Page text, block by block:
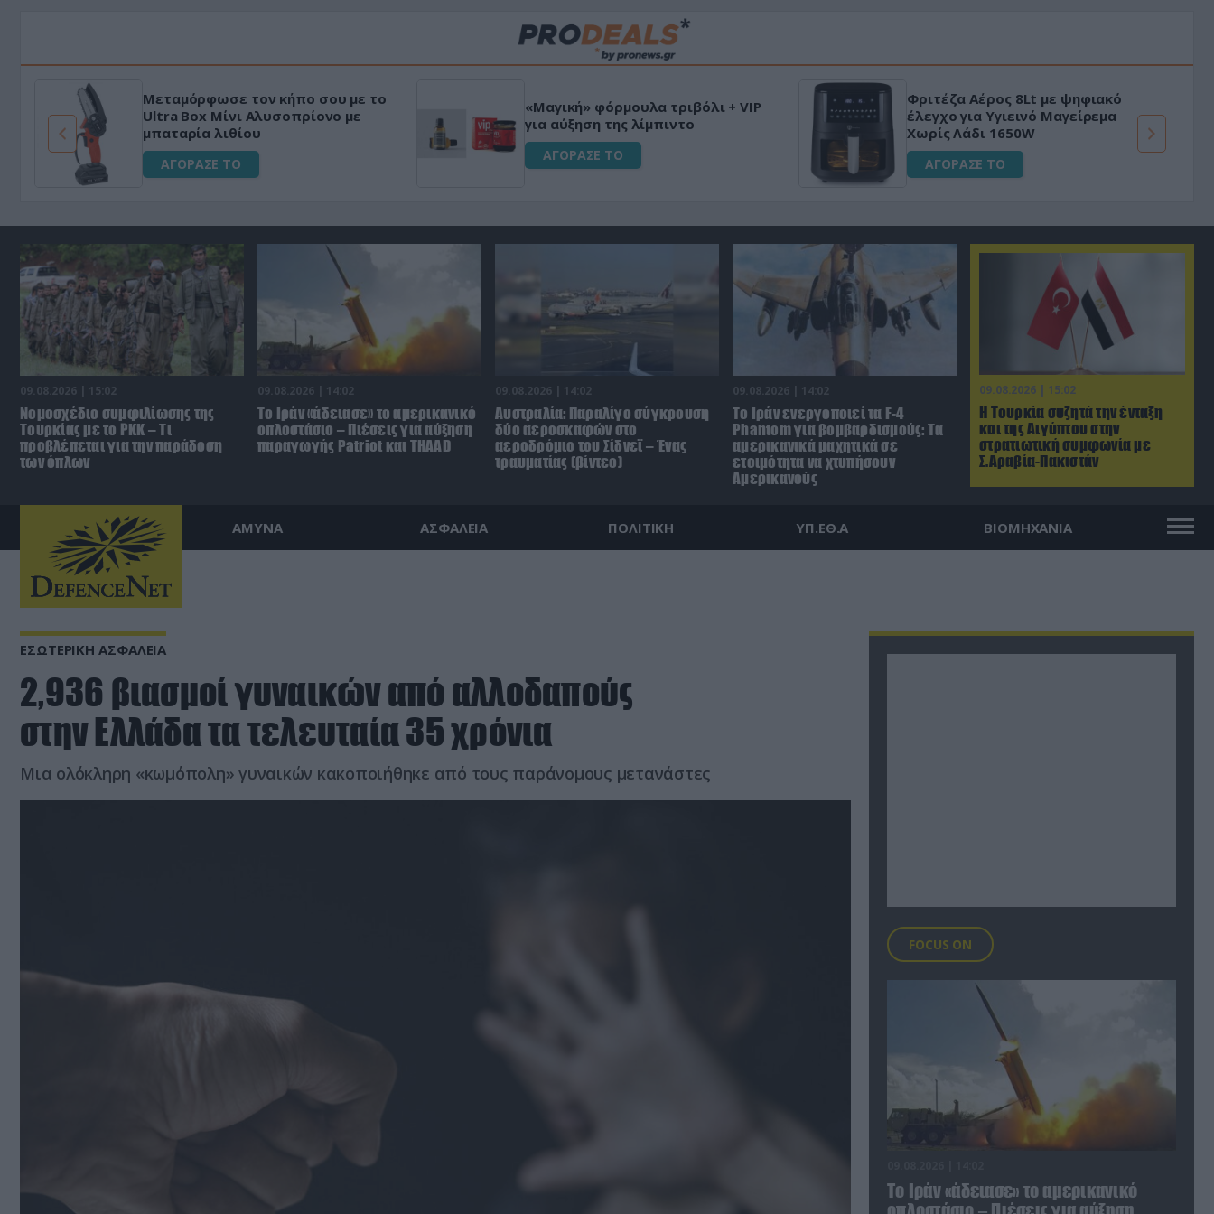
Μεταμόρφωσε τον κήπο σου με το
Ultra Box Μίνι Αλυσοπρίονο με
μπαταρία λιθίου
ΑΓΟΡΑΣΕ ΤΟ
«Μαγική» φόρμουλα τριβόλι + VIP
για αύξηση της λίμπιντο
ΑΓΟΡΑΣΕ ΤΟ
Φριτέζα Αέρος 8Lt με ψηφιακό
έλεγχο για Υγιεινό Μαγείρεμα
Χωρίς Λάδι 1650W
ΑΓΟΡΑΣΕ ΤΟ
09.08.2026 | 15:02
Η Τουρκία συζητά την ένταξη
και της Αιγύπτου στην
στρατιωτική συμφωνία με
Σ.Αραβία-Πακιστάν
09.08.2026 | 15:02
Νομοσχέδιο συμφιλίωσης της
Τουρκίας με το ΡΚΚ – Τι
προβλέπεται για την παράδοση
των όπλων
09.08.2026 | 14:02
Το Ιράν «άδειασε» το αμερικανικό
οπλοστάσιο – Πιέσεις για αύξηση
παραγωγής Patriot και THAAD
09.08.2026 | 14:02
Αυστραλία: Παραλίγο σύγκρουση
δύο αεροσκαφών στο
αεροδρόμιο του Σίδνεϊ – Ένας
τραυματίας (βίντεο)
09.08.2026 | 14:02
Το Ιράν ενεργοποιεί τα F-4
Phantom για βομβαρδισμούς: Τα
αμερικανικά μαχητικά σε
ετοιμότητα να χτυπήσουν
Αμερικανούς
ΑΜΥΝΑ ΑΣΦΑΛΕΙΑ ΠΟΛΙΤΙΚΗ ΥΠ.ΕΘ.Α ΒΙΟΜΗΧΑΝΙΑ
ΕΣΩΤΕΡΙΚΗ ΑΣΦΑΛΕΙΑ
2,936 βιασμοί γυναικών από αλλοδαπούς
στην Ελλάδα τα τελευταία 35 χρόνια
Μια ολόκληρη «κωμόπολη» γυναικών κακοποιήθηκε από τους παράνομους μετανάστες
FOCUS ON
Το Ιράν «άδειασε» το αμερικανικό